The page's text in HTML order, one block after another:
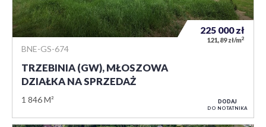
BNE-GS-674
TRZEBINIA (GW), MŁOSZOWA
DZIAŁKA NA SPRZEDAŻ
1 846 M²
225 000zł
121,89 zł/m2
DODAJ
DO NOTATNIKA